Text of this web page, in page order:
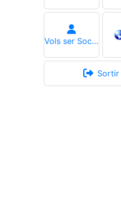
Vols ser Soci ?
Sortir